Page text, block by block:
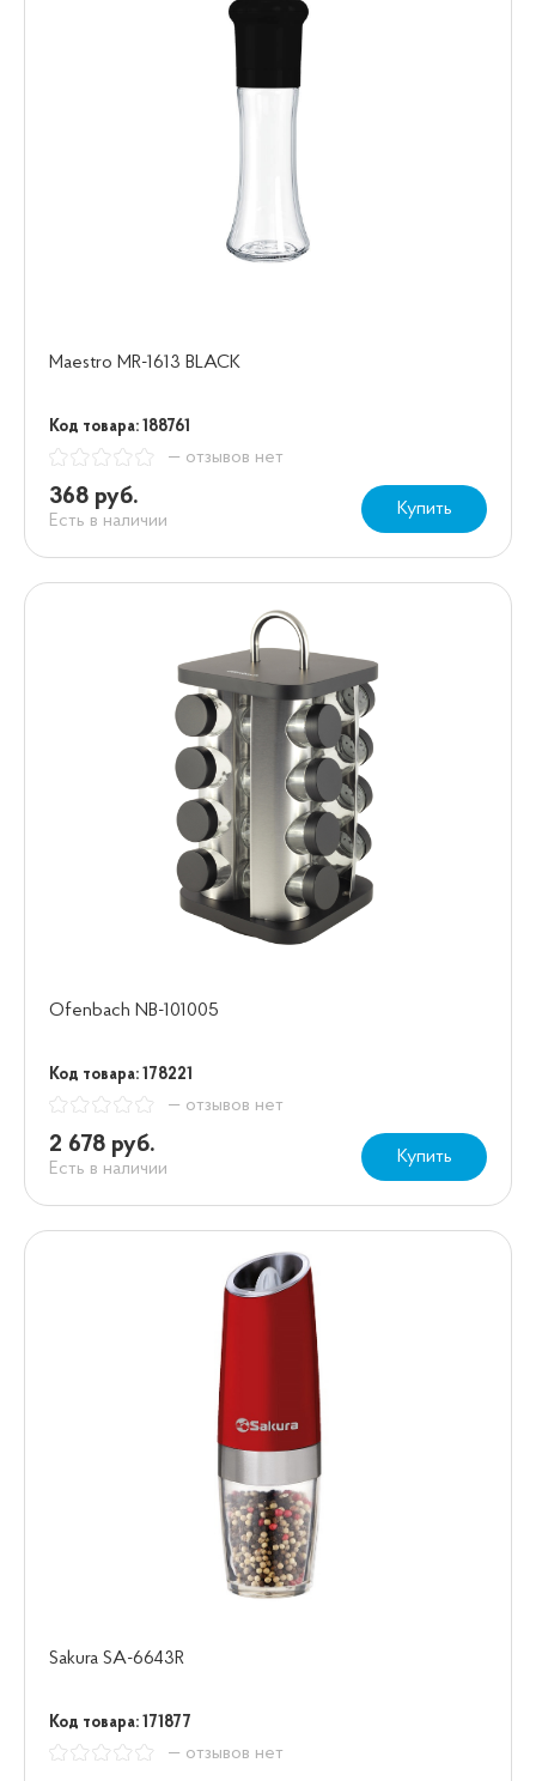
Maestro MR-1613 BLACK
Код товара: 188761
— отзывов нет
368 руб.
Есть в наличии
Купить
Ofenbach NB-101005
Код товара: 178221
— отзывов нет
2 678 руб.
Есть в наличии
Купить
Sakura SA-6643R
Код товара: 171877
— отзывов нет